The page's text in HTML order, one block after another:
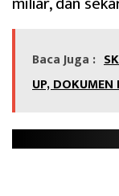
Baca Juga :
UP,